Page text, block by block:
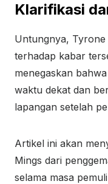
Klarifikasi
Untungnya,
terhadap kabar
menegaskan
waktu dekat dan
lapangan setelah
Artikel ini akan
Mings dari
selama masa